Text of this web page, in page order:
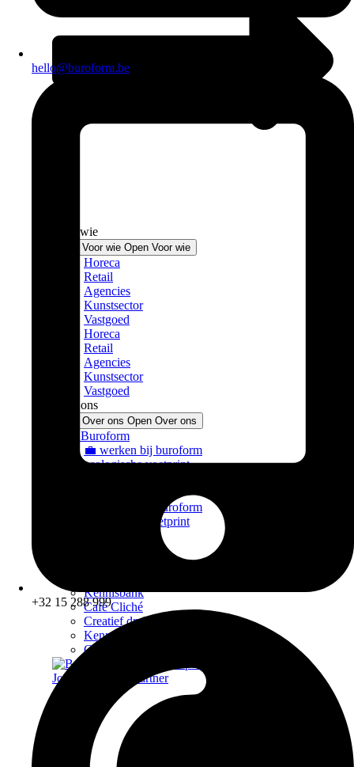
hello@buroform.be
+32 15 288 999
Voor wie
Sluit Voor wie Open Voor wie
Horeca
Retail
Agencies
Kunstsector
Vastgoed
Horeca
Retail
Agencies
Kunstsector
Vastgoed
Over ons
Sluit Over ons Open Over ons
Over Buroform
💼 werken bij buroform
ecologische voetprint
💼 werken bij buroform
ecologische voetprint
Kennisbank
Café Cliché
Creatief drukadvies
Kennisbank
Café Cliché
Jouw vaste printpartner